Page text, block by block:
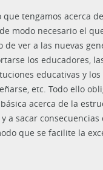
que tengamos acerca
modo necesario el
de ver a las nuevas
los educadores,
educativas y
etc. Todo ello
acerca de la
a sacar consecuencias
que se facilite la